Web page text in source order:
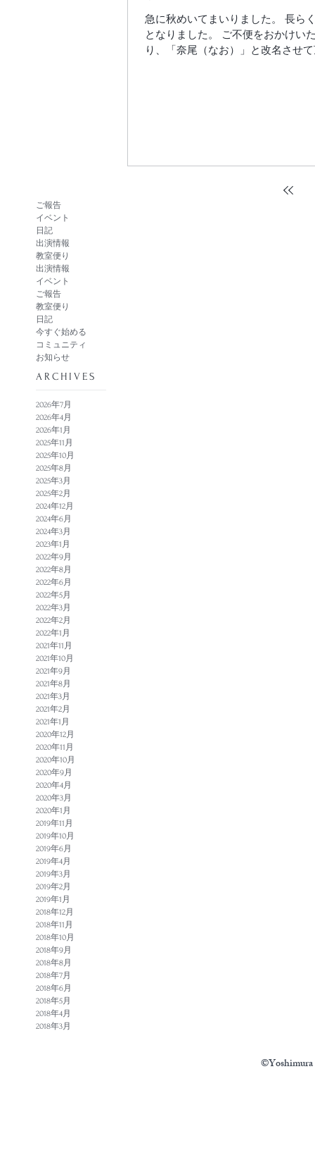
ご報告
イベント
日記
出演情報
教室便り
出演情報
イベント
ご報告
教室便り
日記
今すぐ始める
コミュニティ
お知らせ
急に秋めいてまいりました。 長ら
となりました。 ご不便をおかけい
り、「奈尾（なお）」と改名させ
​ARCHIVES
2026年7月
2026年4月
2026年1月
2025年11月
2025年10月
2025年8月
2025年3月
2025年2月
2024年12月
2024年6月
2024年3月
2023年1月
2022年9月
2022年8月
2022年6月
2022年5月
2022年3月
2022年2月
2022年1月
2021年11月
2021年10月
2021年9月
2021年8月
2021年3月
2021年2月
2021年1月
2020年12月
2020年11月
2020年10月
2020年9月
2020年4月
2020年3月
2020年1月
2019年11月
2019年10月
2019年6月
2019年4月
2019年3月
2019年2月
2019年1月
2018年12月
2018年11月
2018年10月
2018年9月
2018年8月
2018年7月
2018年6月
2018年5月
2018年4月
2018年3月
©Yoshimura